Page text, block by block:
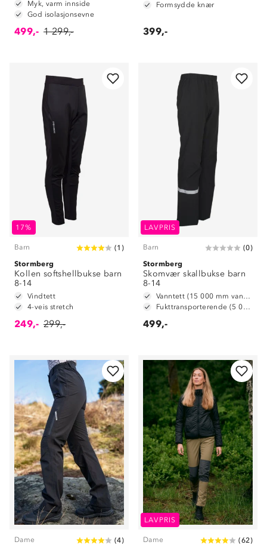
Myk, varm innside
God isolasjonsevne
499,- 1 299,-
Formsydde knær
399,-
17%
Barn (1 )
Stormberg
Kollen softshellbukse barn
8-14
Vindtett
4-veis stretch
249,- 299,-
LAVPRIS
Barn (0)
Stormberg
Skomvær skallbukse barn
8-14
Vanntett (15 000 mm vannsøyle)
Fukttransporterende (5 000 g/ m2/ 24t)
499,-
Dame (4)
LAVPRIS
Dame (62)